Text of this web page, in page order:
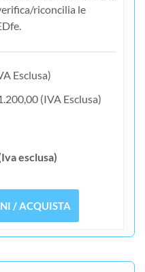
riconcilia le
Esclusa)
(IVA Esclusa)
esclusa)
/ ACQUISTA